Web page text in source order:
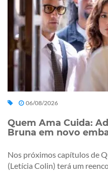
06/08/2026
Quem Ama Cuida:
Bruna em novo
Nos próximos capítulos de
(Letícia Colin) terá um